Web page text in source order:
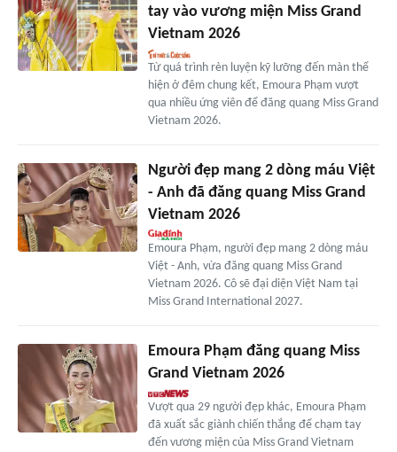
tay vào vương miện Miss Grand
Vietnam 2026
Từ quá trình rèn luyện kỹ lưỡng đến màn thể
hiện ở đêm chung kết, Emoura Phạm vượt
qua nhiều ứng viên để đăng quang Miss Grand
Vietnam 2026.
Người đẹp mang 2 dòng máu Việt
- Anh đã đăng quang Miss Grand
Vietnam 2026
Emoura Phạm, người đẹp mang 2 dòng máu
Việt - Anh, vừa đăng quang Miss Grand
Vietnam 2026. Cô sẽ đại diện Việt Nam tại
Miss Grand International 2027.
Emoura Phạm đăng quang Miss
Grand Vietnam 2026
Vượt qua 29 người đẹp khác, Emoura Phạm
đã xuất sắc giành chiến thắng để chạm tay
đến vương miện của Miss Grand Vietnam